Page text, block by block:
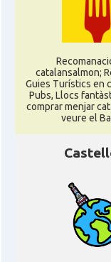
catalansalmon;
Guies Turístics en
Pubs, Llocs
comprar menjar
veure el